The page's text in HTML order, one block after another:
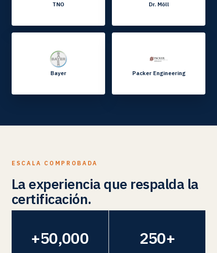
TNO Dr. Möll
Bayer Packer Engineering
ESCALA COMPROBADA
La experiencia que respalda la
certificación.
+50,000 250+